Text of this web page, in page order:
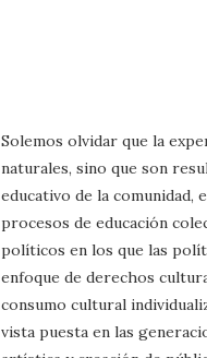
Solemos olvidar que la
naturales, sino que son
educativo de la comunidad,
procesos de educación
políticos en los que las
enfoque de derechos
consumo cultural
vista puesta en las